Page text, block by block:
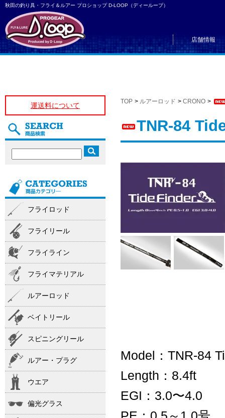
秋田の釣り具・フライ＆ルアー プロショップ D-LOOP（ディーループ）
店舗情報
TOP > ルアーロッド > CRONO >
TNR-84
Model：TNR-84
Length：8.4ft
EGI：3.0〜4.0
運送料について
フライロッド
フライリール
フライライン
フライマテリアル
ルアーロッド
ベイトリール
スピニングリール
ルアー・プラグ
ウエア
偏光グラス